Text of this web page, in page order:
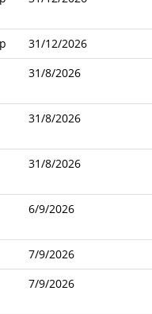
31/12/2026
31/8/2026
31/8/2026
31/8/2026
6/9/2026
7/9/2026
7/9/2026